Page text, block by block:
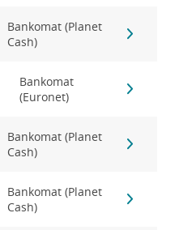
Bankomat (Planet
Cash)
Bankomat
(Euronet)
Bankomat (Planet
Cash)
Bankomat (Planet
Cash)